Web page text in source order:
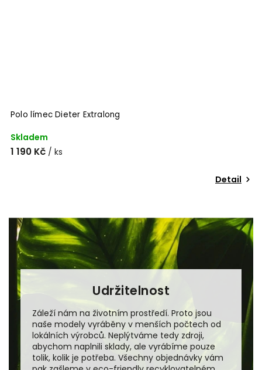
Polo límec Dieter Extralong
Skladem
1 190 Kč / ks
Detail
Udržitelnost
Záleží nám na životním prostředí. Proto jsou
naše modely vyráběny v menších počtech od
lokálních výrobců. Neplýtváme tedy zdroji,
abychom naplnili sklady, ale vyrábíme pouze
tolik, kolik je potřeba. Všechny objednávky vám